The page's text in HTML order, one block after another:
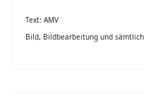
Text: AMV
Bild, Bildbearbeitung und